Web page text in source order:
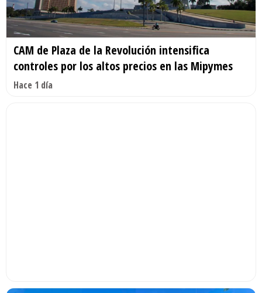
CAM de Plaza de la Revolución intensifica
controles por los altos precios en las Mipymes
Hace 1 día